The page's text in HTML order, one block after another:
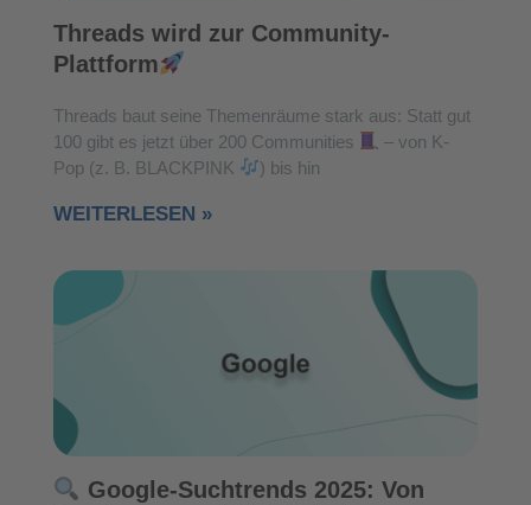
Threads wird zur Community-
Plattform
Threads baut seine Themenräume stark aus: Statt gut
100 gibt es jetzt über 200 Communities
– von K-
Pop (z. B. BLACKPINK
) bis hin
WEITERLESEN »
Google-Suchtrends 2025: Von